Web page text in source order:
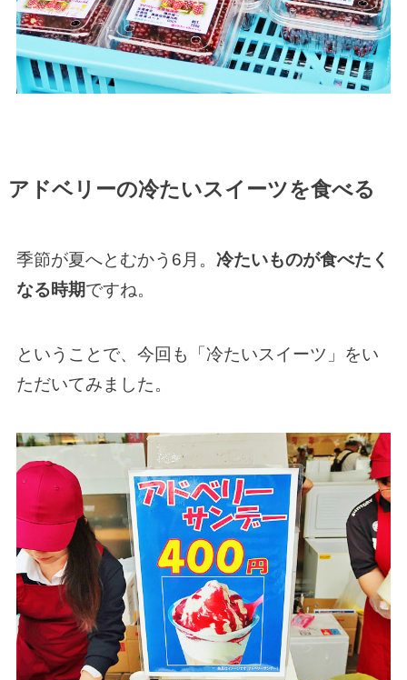
アドベリーの冷たいスイーツを食べる
季節が夏へとむかう6月。 冷たいものが食べたく
なる時期ですね。
ということで、今回も「冷たいスイーツ」をい
ただいてみました。